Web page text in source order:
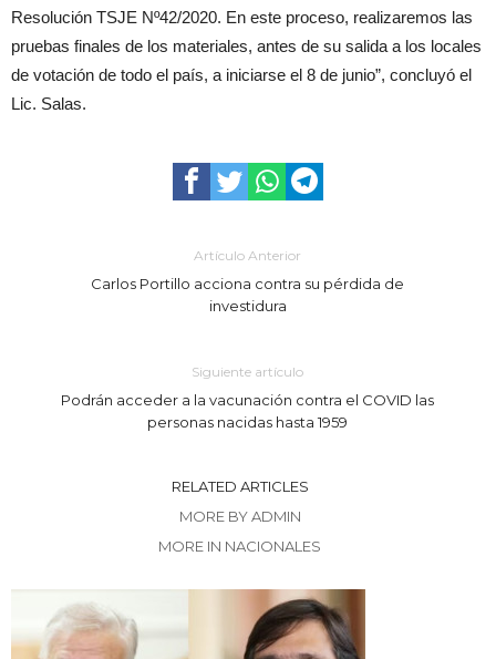
Resolución TSJE Nº42/2020. En este proceso, realizaremos las
pruebas finales de los materiales, antes de su salida a los locales
de votación de todo el país, a iniciarse el 8 de junio”, concluyó el
Lic. Salas.
Artículo Anterior
Carlos Portillo acciona contra su pérdida de
investidura
Siguiente artículo
Podrán acceder a la vacunación contra el COVID las
personas nacidas hasta 1959
RELATED ARTICLES
MORE BY ADMIN
MORE IN NACIONALES